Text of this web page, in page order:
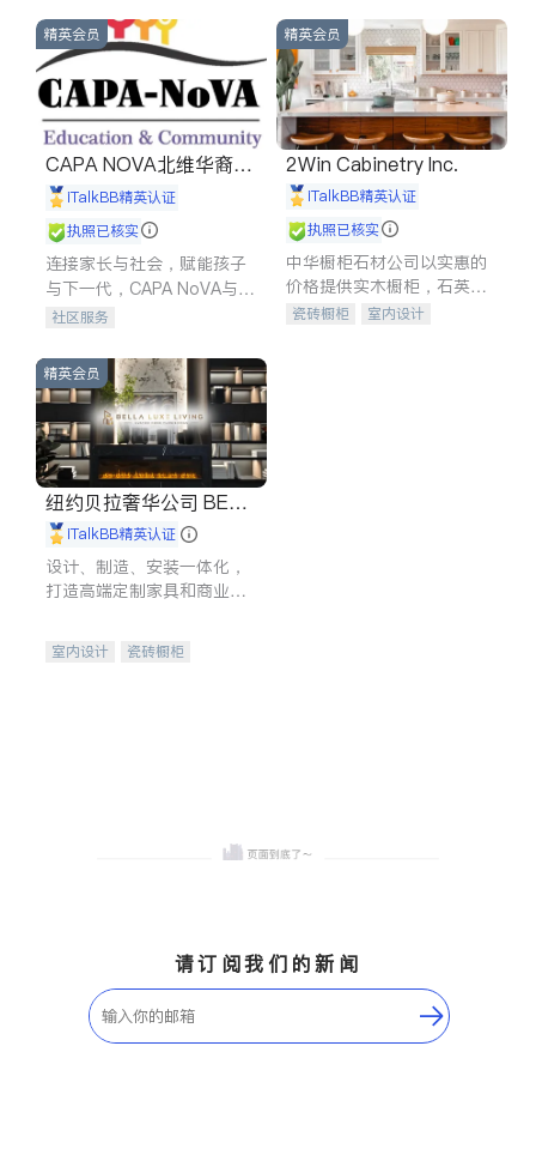
石。
精英会员
CAPA NOVA北维华裔家
长会iTalkBB精英认证
执照已核实
连接家长与社会，赋能孩子
与下一代，CAPA NoVA与您
携手建设包容、公平、充满
社区服务
精英会员
2Win Cabinetry Inc.
iTalkBB精英认证
执照已核实
中华橱柜石材公司以实惠的
价格提供实木橱柜，石英石
台面，多种优质不锈钢水
瓷砖橱柜
室内设计
精英会员
纽约贝拉奢华公司 BELL
A LUXE
iTalkBB精英认证
设计、制造、安装一体化，
打造高端定制家具和商业空
室内设计
瓷砖橱柜
请订阅我们的新闻